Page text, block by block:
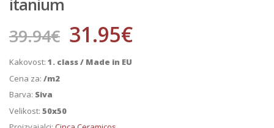
39.94€ 31.95€
Kakovost: 1. class / Made in EU
Cena za: /m2
Barva: Siva
Velikost: 50x50